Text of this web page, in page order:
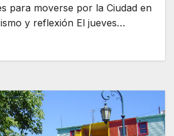
para moverse por la Ciudad en
y reflexión El jueves…